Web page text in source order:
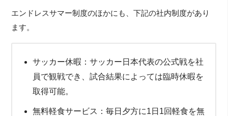
エンドレスサマー制度のほかにも、下記の社内制度があり
ます。
サッカー休暇：サッカー日本代表の公式戦を社
員で観戦でき、試合結果によっては臨時休暇を
取得可能。
無料軽食サービス：毎日夕方に1日1回軽食を無